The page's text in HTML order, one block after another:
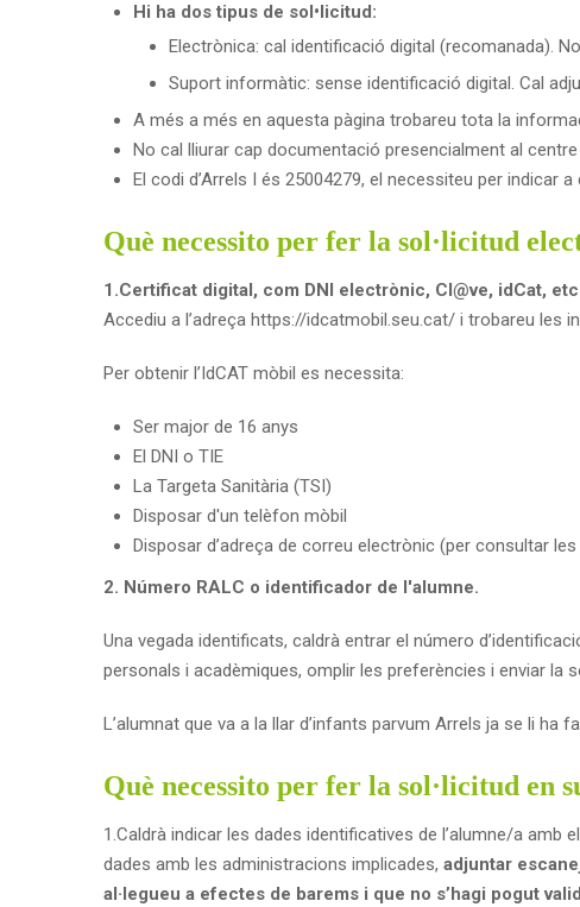
Hi ha dos tipus de sol•licitud:
Electrònica: cal identificació digital (recomanada).
Suport informàtic: sense identificació digital. Cal
A més a més en aquesta pàgina trobareu tota la
No cal lliurar cap documentació presencialment al
El codi d’Arrels I és 25004279, el necessiteu per indicar
Què necessito per fer la sol·licitud
1.Certificat digital, com DNI electrònic, Cl@ve, idCat,
Accediu a l’adreça https://idcatmobil.seu.cat/ i trobareu les
Per obtenir l’IdCAT mòbil es necessita:
Ser major de 16 anys
El DNI o TIE
La Targeta Sanitària (TSI)
Disposar d'un telèfon mòbil
Disposar d’adreça de correu electrònic (per consultar
2. Número RALC o identificador de l'alumne.
Una vegada identificats, caldrà entrar el número
personals i acadèmiques, omplir les preferències i enviar la
L’alumnat que va a la llar d’infants parvum Arrels ja se li ha
Què necessito per fer la sol·licitud en
1.Caldrà indicar les dades identificatives de l’alumne/a amb
dades amb les administracions implicades, adjuntar
al·legueu a efectes de barems i que no s’hagi pogut